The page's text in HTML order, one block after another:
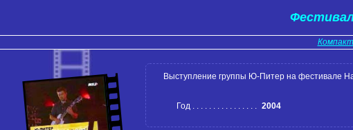
Выступление группы Ю-Питер на фестивале
Год 2004